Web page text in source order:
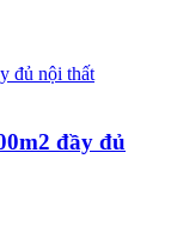
đầy đủ